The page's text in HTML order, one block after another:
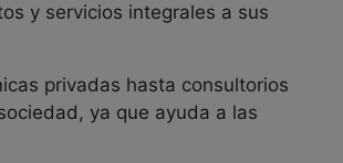
y servicios integrales a sus
privadas hasta consultorios
ya que ayuda a las